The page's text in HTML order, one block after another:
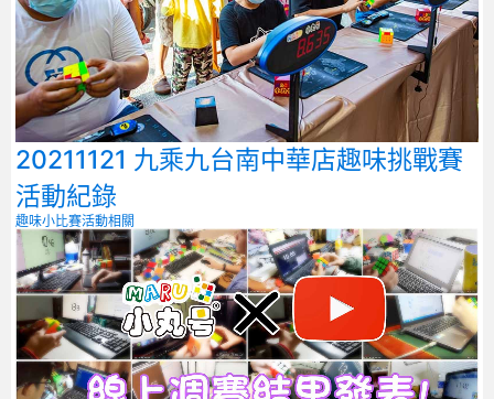
20211121 九乘九台南中華店趣味挑戰賽
活動紀錄
趣味小比賽活動相關